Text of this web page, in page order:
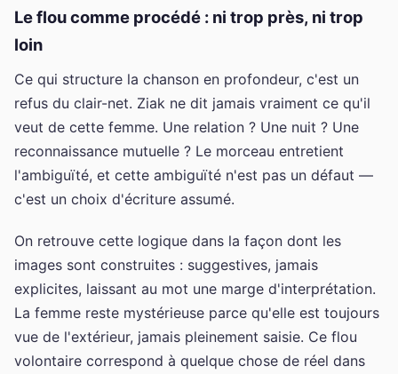
Le flou comme procédé : ni trop près, ni trop
loin
Ce qui structure la chanson en profondeur, c'est un
refus du clair-net. Ziak ne dit jamais vraiment ce qu'il
veut de cette femme. Une relation ? Une nuit ? Une
reconnaissance mutuelle ? Le morceau entretient
l'ambiguïté, et cette ambiguïté n'est pas un défaut —
c'est un choix d'écriture assumé.
On retrouve cette logique dans la façon dont les
images sont construites : suggestives, jamais
explicites, laissant au mot une marge d'interprétation.
La femme reste mystérieuse parce qu'elle est toujours
vue de l'extérieur, jamais pleinement saisie. Ce flou
volontaire correspond à quelque chose de réel dans